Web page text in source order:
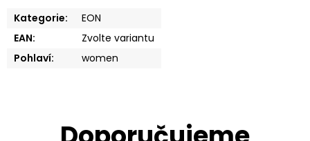
Kategorie:
EON
EAN:
Zvolte variantu
Pohlaví: women